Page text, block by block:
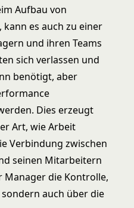
Aufbau von
es auch zu einer
und ihren Teams
sich verlassen und
benötigt, aber
Dies erzeugt
Art, wie Arbeit
Verbindung zwischen
seinen Mitarbeitern
die Kontrolle,
auch über die